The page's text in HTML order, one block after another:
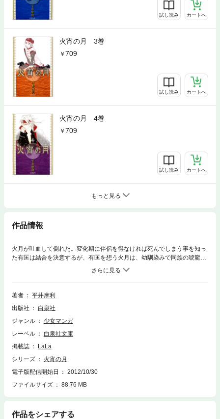
試し読み カートへ
火宵の月 3巻
709
試し読み カートへ
火宵の月 4巻
709
試し読み カートへ
もっと見る
作品情報
火月が吐血して倒れた。変化期に伴侶を得なければ死んでしまう事を知っ
た有匡は結合を決意するが、有匡を想う火月は、幼馴染みで同族の琥龍と
の結合を試み失敗する。一縷の望みを抱き、秘薬を求めて有匡と火月は唐
土へ向かうが…！？稀代の陰陽師・有匡と両性体の猫・火月の伝奇ロマ
ン。
著者
平井摩利
出版社
白泉社
ジャンル
少女マンガ
レーベル
白泉社文庫
掲載誌
LaLa
シリーズ
火宵の月
電子版配信開始日
2012/10/30
ファイルサイズ
88.76 MB
作品をシェアする